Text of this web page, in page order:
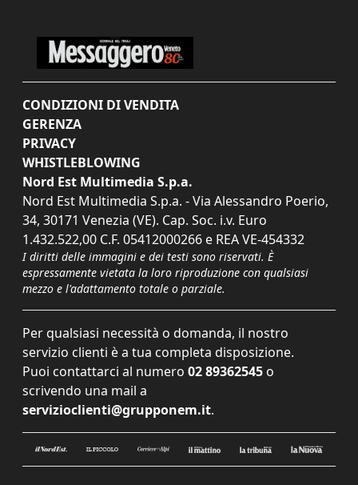
CONDIZIONI DI VENDITA
GERENZA
PRIVACY
WHISTLEBLOWING
Nord Est Multimedia S.p.a.
Nord Est Multimedia S.p.a. - Via Alessandro Poerio,
34, 30171 Venezia (VE). Cap. Soc. i.v. Euro
1.432.522,00 C.F. 05412000266 e REA VE-454332
I diritti delle immagini e dei testi sono riservati. È
espressamente vietata la loro riproduzione con qualsiasi
mezzo e l'adattamento totale o parziale.
Per qualsiasi necessità o domanda, il nostro
servizio clienti è a tua completa disposizione.
Puoi contattarci al numero 02 89362545 o
scrivendo una mail a
servizioclienti@grupponem.it.